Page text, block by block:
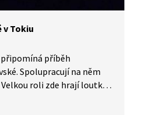
v Tokiu
příběh
Spolupracují na něm
roli zde hrají loutky.